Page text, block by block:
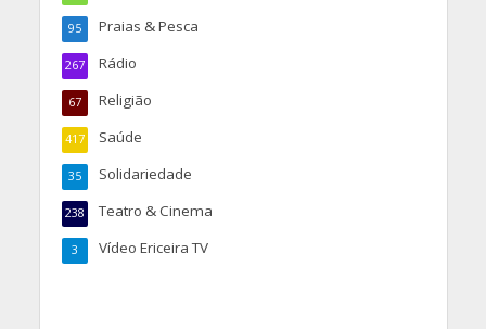
Praias & Pesca
95
Rádio
267
Religião
67
Saúde
417
Solidariedade
35
Teatro & Cinema
238
Vídeo Ericeira TV
3